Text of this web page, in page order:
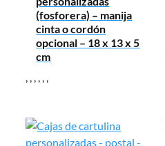
(fosforera) – manija
cinta o cordón
opcional – 18 x 13 x 5
cm